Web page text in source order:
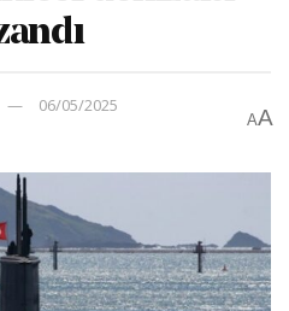
06/05/2025
AA